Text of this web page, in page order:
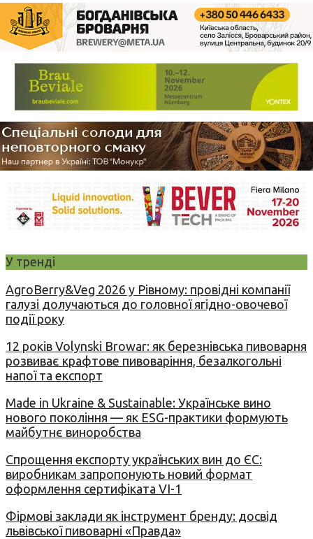
У тренді
AgroBerry&Veg 2026 у Рівному: провідні компанії
галузі долучаються до головної ягідно-овочевої
події року
12 років Volynski Browar: як березнівська пивоварня
розвиває крафтове пивоваріння, безалкогольні
напої та експорт
Made in Ukraine & Sustainable: Українське вино
нового покоління — як ESG-практики формують
майбутнє виноробства
Спрощення експорту українських вин до ЄС:
виробникам запропонують новий формат
оформлення сертифіката VI-1
Фірмові заклади як інструмент бренду: досвід
львівської пивоварні «Правда»